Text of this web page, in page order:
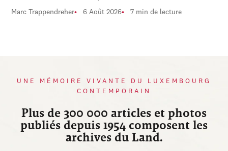
Marc Trappendreher 6 Août 2026 7 min de lecture
UNE MÉMOIRE VIVANTE DU LUXEMBOURG
CONTEMPORAIN
Plus de 300 000 articles et photos
publiés depuis 1954 composent les
archives du Land.